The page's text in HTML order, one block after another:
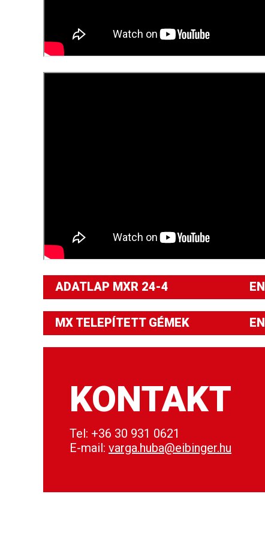
ADATLAP MXR 24-4 EN
MX TELEPÍTETT GÉMEK EN
KONTAKT
Tel: +36 30 931 0621
E-mail: varga.huba@eibinger.hu